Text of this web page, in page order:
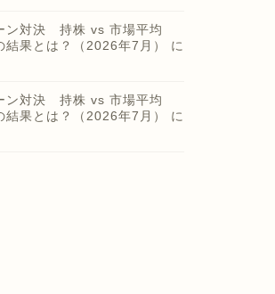
ン対決 持株 vs 市場平均
結果とは？（2026年7月）
に
ン対決 持株 vs 市場平均
結果とは？（2026年7月）
に